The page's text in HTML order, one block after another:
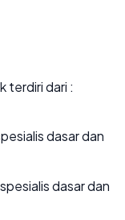
terdiri dari :
dasar dan
dasar dan